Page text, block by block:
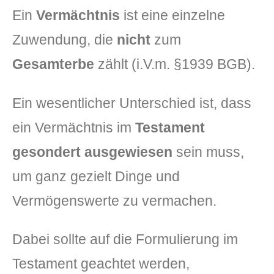
Ein Vermächtnis ist eine einzelne
Zuwendung, die nicht zum
Gesamterbe zählt (i.V.m. §1939 BGB).
Ein wesentlicher Unterschied ist, dass
ein Vermächtnis im Testament
gesondert ausgewiesen sein muss,
um ganz gezielt Dinge und
Vermögenswerte zu vermachen.
Dabei sollte auf die Formulierung im
Testament geachtet werden,